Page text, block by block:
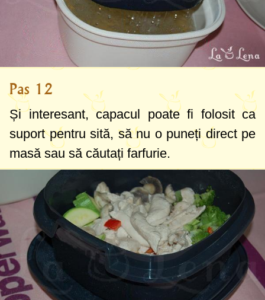
Pas 12
Și interesant, capacul poate fi folosit ca
suport pentru sită, să nu o puneți direct pe
masă sau să căutați farfurie.